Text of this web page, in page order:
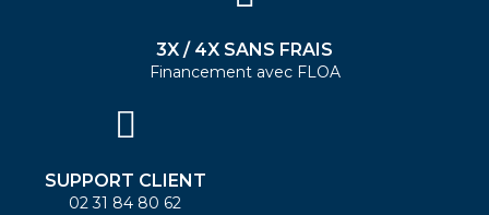
3X / 4X SANS FRAIS
Financement avec FLOA
SUPPORT CLIENT
02 31 84 80 62